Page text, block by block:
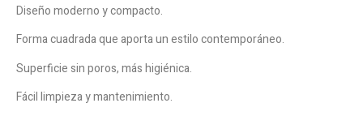
Diseño moderno y compacto.
Forma cuadrada que aporta un estilo contemporáneo.
Superficie sin poros, más higiénica.
Fácil limpieza y mantenimiento.